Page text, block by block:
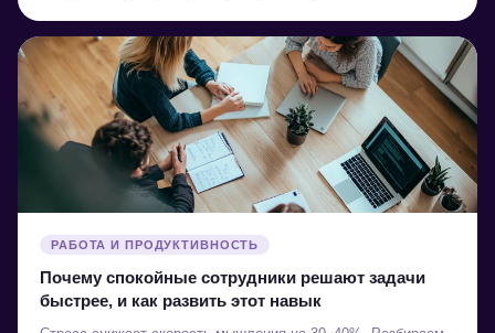
РАБОТА И ПРОДУКТИВНОСТЬ
Почему спокойные сотрудники решают задачи
быстрее, и как развить этот навык